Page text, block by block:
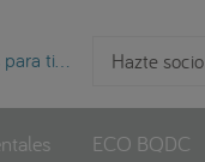
ti... Hazte socio
ECO BQDC